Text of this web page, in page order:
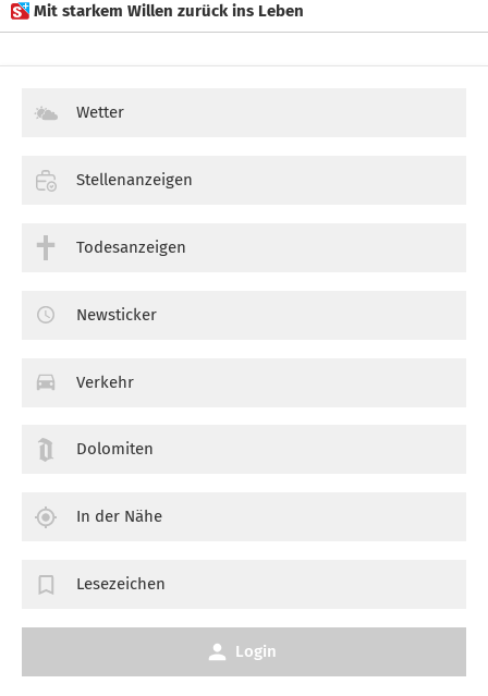
 Mit starkem Willen zurück ins Leben
Wetter
Stellenanzeigen
Todesanzeigen
Newsticker
Verkehr
Dolomiten
In der Nähe
Lesezeichen
Login